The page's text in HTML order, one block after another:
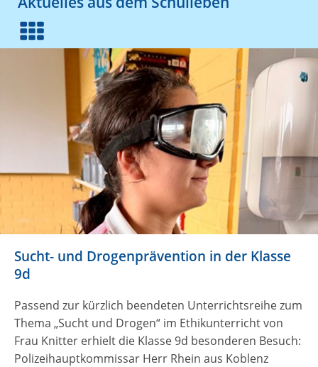
Sucht- und Drogenprävention in der Klasse
9d
Passend zur kürzlich beendeten Unterrichtsreihe zum
Thema „Sucht und Drogen“ im Ethikunterricht von
Frau Knitter erhielt die Klasse 9d besonderen Besuch:
Polizeihauptkommissar Herr Rhein aus Koblenz